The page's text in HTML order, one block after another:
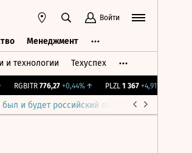
Войти
Менеджмент
и технологии Техуспех
RGBITR 776,27 +0,44%↑ PLZL 1 367 +4,91%
и будет российский парламент